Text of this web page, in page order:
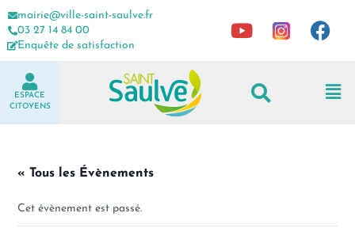
mairie@ville-saint-saulve.fr
03 27 14 84 00
Enquête de satisfaction
ESPACE
CITOYENS
« Tous les Évènements
Cet évènement est passé.